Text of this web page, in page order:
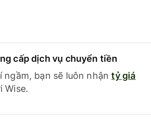
cấp dịch vụ chuyển tiền
ngầm, bạn sẽ luôn nhậntỷ giá
Wise.